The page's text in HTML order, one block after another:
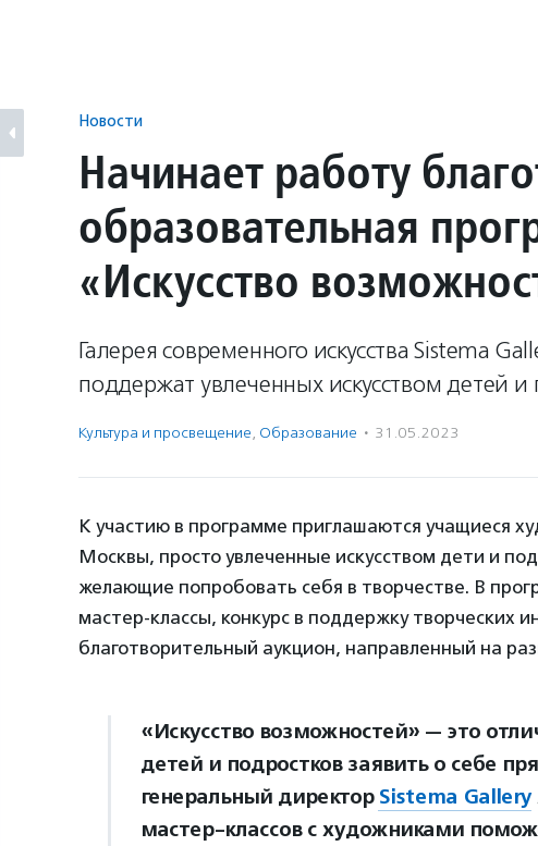
Новости
Начинает работу
образовательная
«Искусство
Галерея современного искусства Sistema
поддержат увлеченных искусством детей и
Культура и просвещение, Образование · 31.05.2023
К участию в программе приглашаются учащиеся
Москвы, просто увлеченные искусством дети и
желающие попробовать себя в творчестве. В
мастер-классы, конкурс в поддержку творческих
благотворительный аукцион, направленный на
«Искусство возможностей» — это
детей и подростков заявить о себе
генеральный директор Sistema Gallery
мастер-классов с художниками